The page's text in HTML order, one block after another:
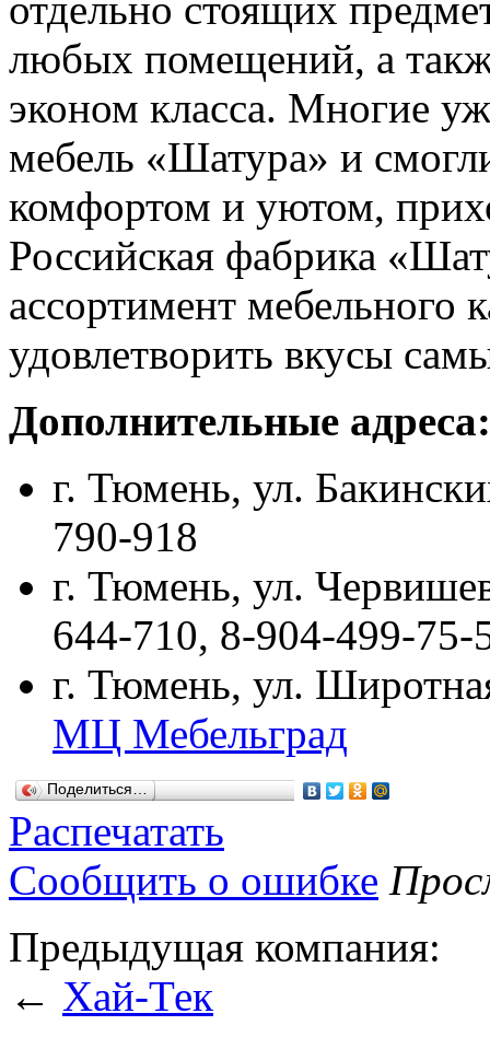
любых помещений, а
эконом класса. Многие
мебель «Шатура» и
комфортом и уютом,
Российская фабрика
ассортимент мебельного
удовлетворить вкусы
Дополнительные адреса:
г. Тюмень, ул.
790-918
г. Тюмень, ул.
644-710, 8-904-499-75-
г. Тюмень, ул.
МЦ Мебельград
Поделиться…
Распечатать
Сообщить о ошибке
Предыдущая компания:
← Хай-Тек